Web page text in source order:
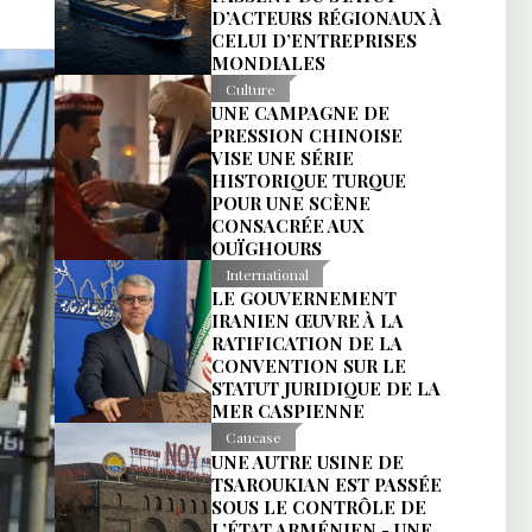
D’ACTEURS RÉGIONAUX À
CELUI D’ENTREPRISES
MONDIALES
Culture
UNE CAMPAGNE DE
PRESSION CHINOISE
VISE UNE SÉRIE
HISTORIQUE TURQUE
POUR UNE SCÈNE
CONSACRÉE AUX
OUÏGHOURS
International
LE GOUVERNEMENT
IRANIEN ŒUVRE À LA
RATIFICATION DE LA
CONVENTION SUR LE
STATUT JURIDIQUE DE LA
MER CASPIENNE
Caucase
UNE AUTRE USINE DE
TSAROUKIAN EST PASSÉE
SOUS LE CONTRÔLE DE